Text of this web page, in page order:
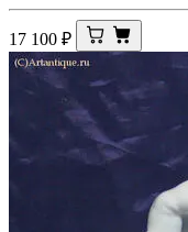
17 100 ₽